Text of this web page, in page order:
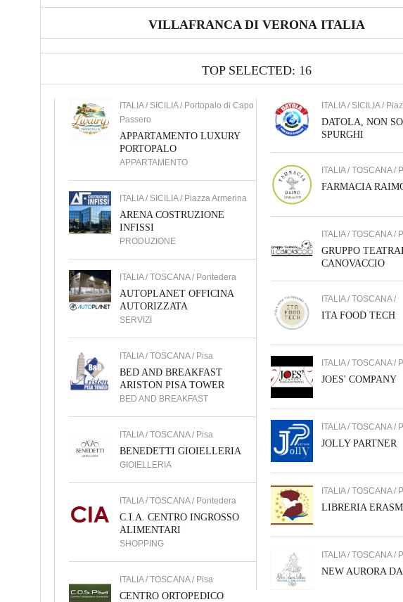
VILLAFRANCA DI VERONA ITALIA
TOP SELECTED: 16
ITALIA / SICILIA / Portopalo di Capo
Passero
APPARTAMENTO LUXURY
PORTOPALO
APPARTAMENTO
ITALIA / SICILIA / Piazza Armerina
ARENA COSTRUZIONE
INFISSI
PRODUZIONE
ITALIA / TOSCANA / Pontedera
AUTOPLANET OFFICINA
AUTORIZZATA
SERVIZI
ITALIA / TOSCANA / Pisa
BED AND BREAKFAST
ARISTON PISA TOWER
BED AND BREAKFAST
ITALIA / TOSCANA / Pisa
BENEDETTI GIOIELLERIA
GIOIELLERIA
ITALIA / TOSCANA / Pontedera
C.I.A. CENTRO INGROSSO
ALIMENTARI
SHOPPING
ITALIA / TOSCANA / Pisa
CENTRO ORTOPEDICO
ITALIA / SICILIA /
DATOLA, NON
SPURGHI
ITALIA / TOSCANA /
FARMACIA
ITALIA / TOSCANA /
GRUPPO
CANOVACCIO
ITALIA / TOSCANA /
ITA FOOD TECH
ITALIA / TOSCANA /
JOES' COMPANY
ITALIA / TOSCANA /
JOLLY PARTNER
ITALIA / TOSCANA /
LIBRERIA
ITALIA / TOSCANA /
NEW AURORA